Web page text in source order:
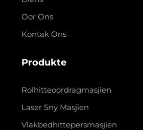
Oor Ons
Kontak Ons
Produkte
Rolhitteoordragmasjien
Laser Sny Masjien
Vlakbedhittepersmasjien